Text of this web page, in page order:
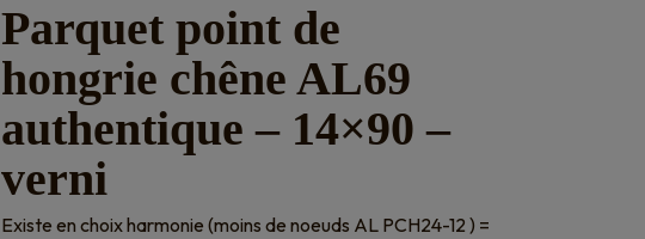
Parquet point de
hongrie chêne AL69
authentique – 14×90 –
verni
Existe en choix harmonie (moins de noeuds AL PCH24-12 ) =